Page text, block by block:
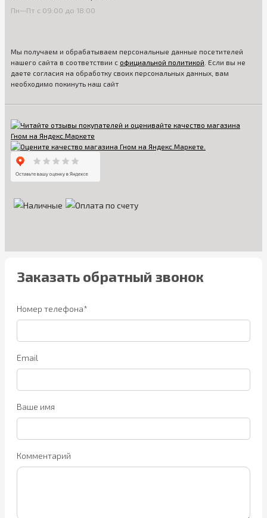
Пн—Пт с 09:00 до 18:00
Мы получаем и обрабатываем персональные данные посетителей
нашего сайта в соответствии с официальной политикой . Если вы не
даете согласия на обработку своих персональных данных, вам
необходимо покинуть наш сайт
Заказать обратный звонок
Номер телефона*
Email
Ваше имя
Комментарий